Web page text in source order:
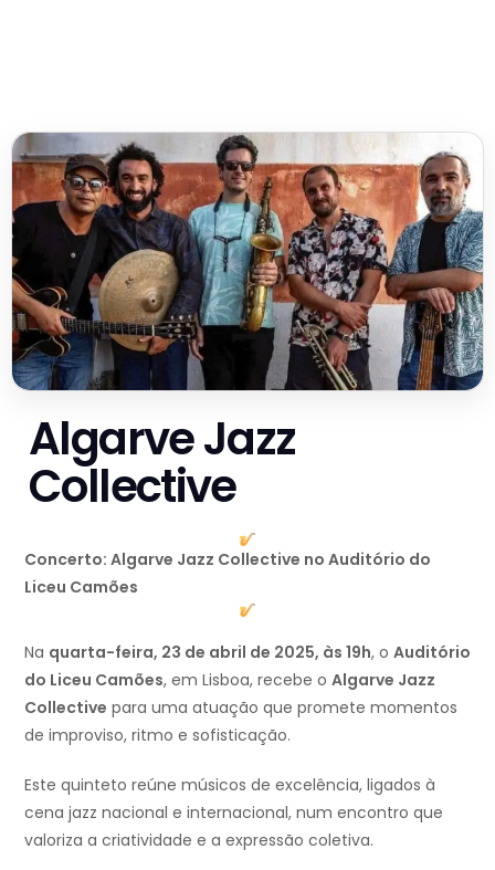
Algarve Jazz
Collective
Concerto: Algarve Jazz Collective no Auditório do
Liceu Camões
Na quarta-feira, 23 de abril de 2025, às 19h, o Auditório
do Liceu Camões, em Lisboa, recebe o Algarve Jazz
Collective para uma atuação que promete momentos
de improviso, ritmo e sofisticação.
Este quinteto reúne músicos de excelência, ligados à
cena jazz nacional e internacional, num encontro que
valoriza a criatividade e a expressão coletiva.